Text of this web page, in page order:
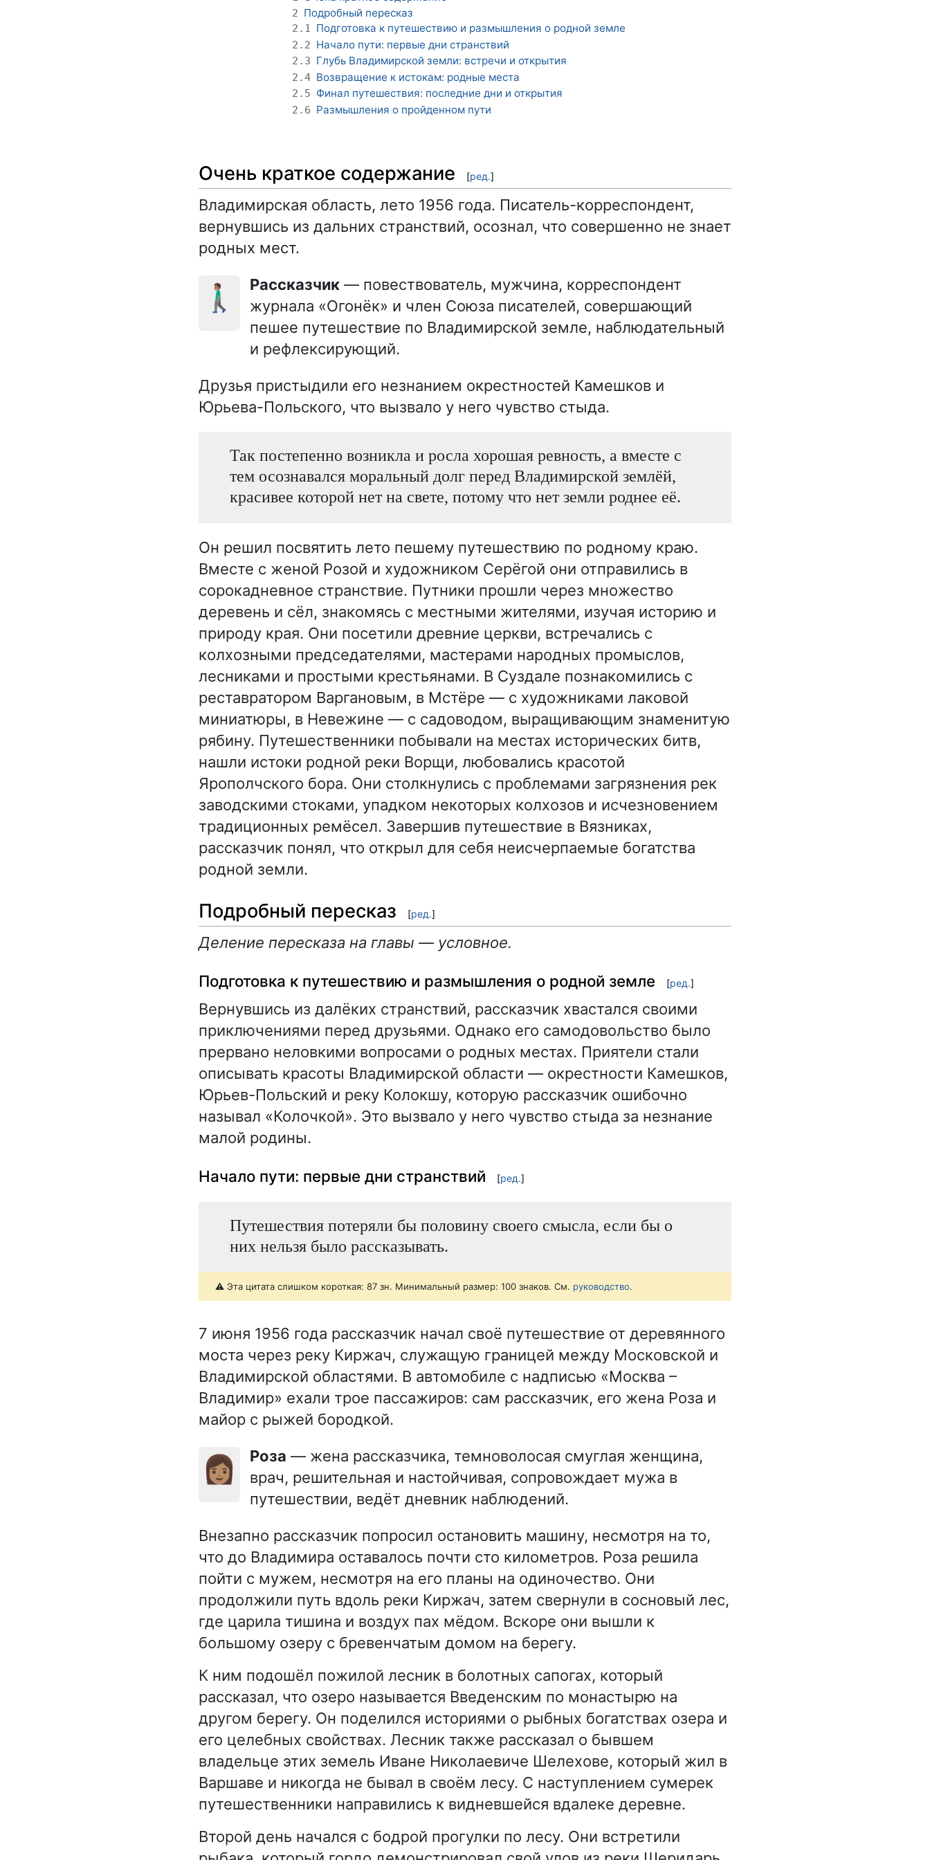
2 Подробный пересказ
2.1 Подготовка к путешествию и размышления о родной земле
2.2 Начало пути: первые дни странствий
2.3 Глубь Владимирской земли: встречи и открытия
2.4 Возвращение к истокам: родные места
2.5 Финал путешествия: последние дни и открытия
2.6 Размышления о пройденном пути
Очень краткое содержание [ред.]
Владимирская область, лето 1956 года. Писатель-корреспондент,
вернувшись из дальних странствий, осознал, что совершенно не знает
родных мест.
🚶🏽‍♂️ Рассказчик — повествователь, мужчина, корреспондент
журнала «Огонёк» и член Союза писателей, совершающий
пешее путешествие по Владимирской земле, наблюдательный
и рефлексирующий.
Друзья пристыдили его незнанием окрестностей Камешков и
Юрьева-Польского, что вызвало у него чувство стыда.
Так постепенно возникла и росла хорошая ревность, а вместе с
тем осознавался моральный долг перед Владимирской землёй,
красивее которой нет на свете, потому что нет земли роднее её.
Он решил посвятить лето пешему путешествию по родному краю.
Вместе с женой Розой и художником Серёгой они отправились в
сорокадневное странствие. Путники прошли через множество
деревень и сёл, знакомясь с местными жителями, изучая историю и
природу края. Они посетили древние церкви, встречались с
колхозными председателями, мастерами народных промыслов,
лесниками и простыми крестьянами. В Суздале познакомились с
реставратором Варгановым, в Мстёре — с художниками лаковой
миниатюры, в Невежине — с садоводом, выращивающим знаменитую
рябину. Путешественники побывали на местах исторических битв,
нашли истоки родной реки Ворщи, любовались красотой
Ярополчского бора. Они столкнулись с проблемами загрязнения рек
заводскими стоками, упадком некоторых колхозов и исчезновением
традиционных ремёсел. Завершив путешествие в Вязниках,
рассказчик понял, что открыл для себя неисчерпаемые богатства
родной земли.
Подробный пересказ [ред.]
Деление пересказа на главы — условное.
Подготовка к путешествию и размышления о родной земле [ред.]
Вернувшись из далёких странствий, рассказчик хвастался своими
приключениями перед друзьями. Однако его самодовольство было
прервано неловкими вопросами о родных местах. Приятели стали
описывать красоты Владимирской области — окрестности Камешков,
Юрьев-Польский и реку Колокшу, которую рассказчик ошибочно
называл «Колочкой». Это вызвало у него чувство стыда за незнание
малой родины.
Начало пути: первые дни странствий [ред.]
Путешествия потеряли бы половину своего смысла, если бы о
них нельзя было рассказывать.
⚠️ Эта цитата слишком короткая: 87 зн. Минимальный размер: 100 знаков. См. руководство.
7 июня 1956 года рассказчик начал своё путешествие от деревянного
моста через реку Киржач, служащую границей между Московской и
Владимирской областями. В автомобиле с надписью «Москва –
Владимир» ехали трое пассажиров: сам рассказчик, его жена Роза и
майор с рыжей бородкой.
👩🏽 Роза — жена рассказчика, темноволосая смуглая женщина,
врач, решительная и настойчивая, сопровождает мужа в
путешествии, ведёт дневник наблюдений.
Внезапно рассказчик попросил остановить машину, несмотря на то,
что до Владимира оставалось почти сто километров. Роза решила
пойти с мужем, несмотря на его планы на одиночество. Они
продолжили путь вдоль реки Киржач, затем свернули в сосновый лес,
где царила тишина и воздух пах мёдом. Вскоре они вышли к
большому озеру с бревенчатым домом на берегу.
К ним подошёл пожилой лесник в болотных сапогах, который
рассказал, что озеро называется Введенским по монастырю на
другом берегу. Он поделился историями о рыбных богатствах озера и
его целебных свойствах. Лесник также рассказал о бывшем
владельце этих земель Иване Николаевиче Шелехове, который жил в
Варшаве и никогда не бывал в своём лесу. С наступлением сумерек
путешественники направились к видневшейся вдалеке деревне.
Второй день начался с бодрой прогулки по лесу. Они встретили